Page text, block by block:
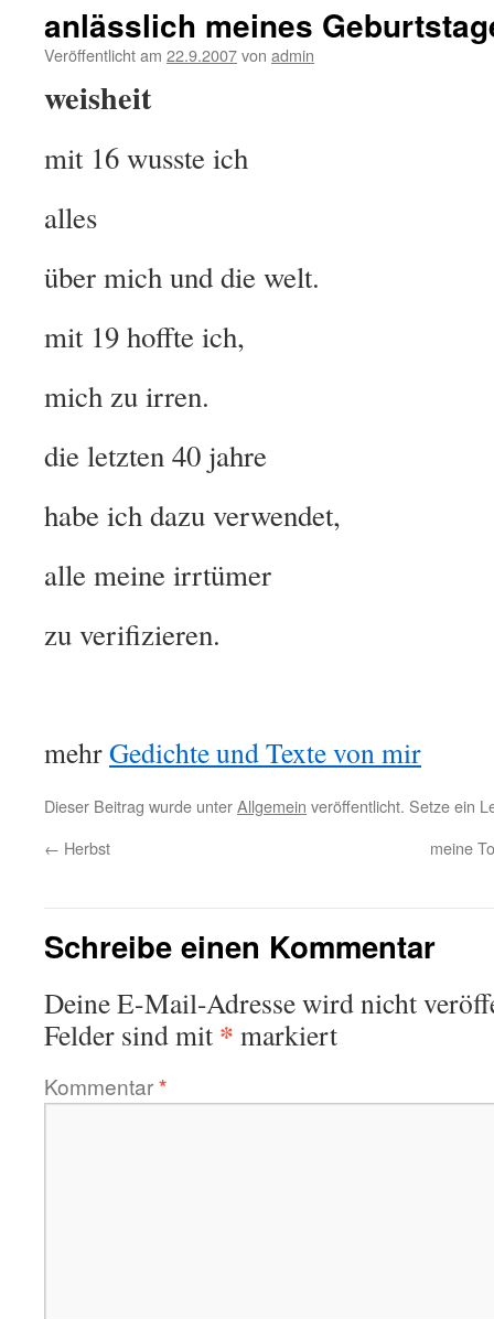
anlässlich meines
Veröffentlicht am 22.9.2007von admin
weisheit
mit 16 wusste ich
alles
über mich und die welt.
mit 19 hoffte ich,
mich zu irren.
die letzten 40 jahre
habe ich dazu verwendet,
alle meine irrtümer
zu verifizieren.
mehrGedichte und Texte von mir
Dieser Beitrag wurde unterAllgemein veröffentlicht. Setze ein
← Herbst meine
Schreibe einen Kommentar
Deine E-Mail-Adresse wird nicht
Felder sind mit * markiert
Kommentar*